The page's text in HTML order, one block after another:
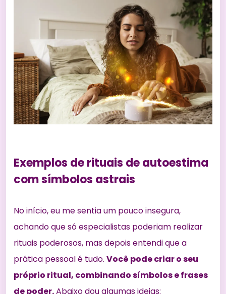
Exemplos de rituais de autoestima
com símbolos astrais
No início, eu me sentia um pouco insegura,
achando que só especialistas poderiam realizar
rituais poderosos, mas depois entendi que a
prática pessoal é tudo. Você pode criar o seu
próprio ritual, combinando símbolos e frases
de poder.Abaixo dou algumas ideias: